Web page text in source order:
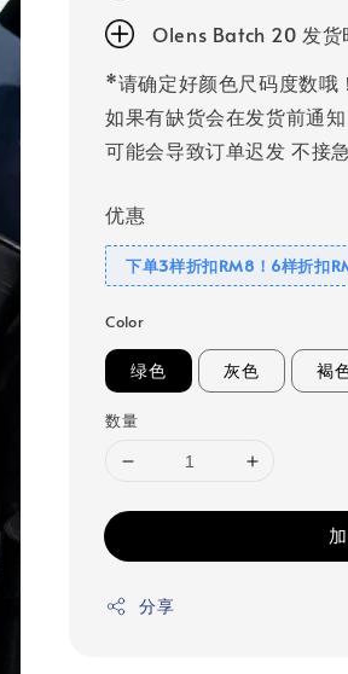
Olens Batch 20 发货
*请确定好颜色尺码度数哦
如果有缺货会在发货前通
可能会导致订单迟发 不接
优惠
下单3样折扣RM8！6样折扣
Color
绿色 灰色 褐
数量
分享